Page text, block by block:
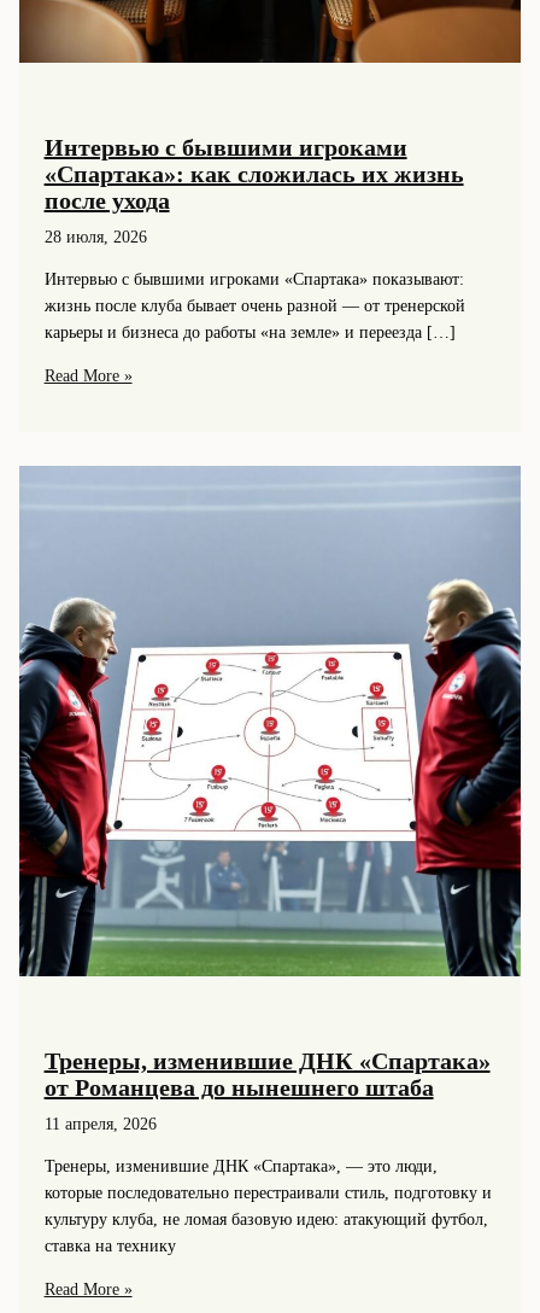
Интервью с бывшими игроками
«Спартака»: как сложилась их жизнь
после ухода
28 июля, 2026
Интервью с бывшими игроками «Спартака» показывают:
жизнь после клуба бывает очень разной — от тренерской
карьеры и бизнеса до работы «на земле» и переезда […]
Интервью
после
ухода
Read More »
Тренеры, изменившие ДНК «Спартака»
от Романцева до нынешнего штаба
11 апреля, 2026
Тренеры, изменившие ДНК «Спартака», — это люди,
которые последовательно перестраивали стиль, подготовку и
культуру клуба, не ломая базовую идею: атакующий футбол,
ставка на технику
Тренеры,
Read More »